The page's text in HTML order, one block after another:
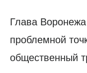
Глава
проблемной
общественный